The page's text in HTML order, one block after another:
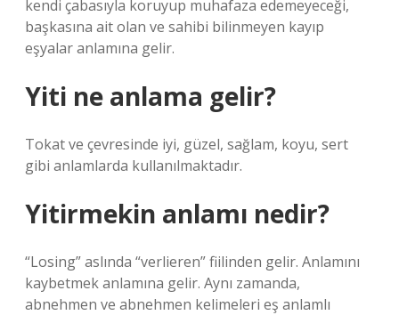
kendi çabasıyla koruyup muhafaza edemeyeceği,
başkasına ait olan ve sahibi bilinmeyen kayıp
eşyalar anlamına gelir.
Yiti ne anlama gelir?
Tokat ve çevresinde iyi, güzel, sağlam, koyu, sert
gibi anlamlarda kullanılmaktadır.
Yitirmekin anlamı nedir?
“Losing” aslında “verlieren” fiilinden gelir. Anlamını
kaybetmek anlamına gelir. Aynı zamanda,
abnehmen ve abnehmen kelimeleri eş anlamlı